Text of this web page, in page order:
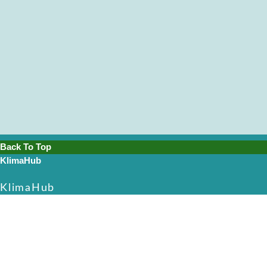
Back To Top
KlimaHub
KlimaHub